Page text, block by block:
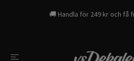
🚚 Handla för 249 kr och få